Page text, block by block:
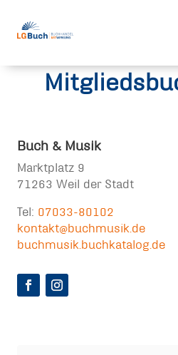
Buch & Musik
Marktplatz 9
71263 Weil der Stadt
Tel: 07033-80102
kontakt@buchmusik.de
buchmusik.buchkatalog.de